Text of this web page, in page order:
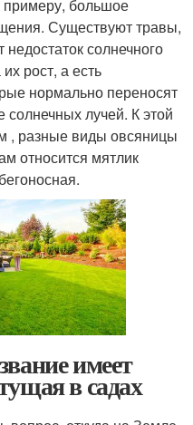
примеру, большое
Существуют травы,
солнечного
рост, а есть
нормально переносят
солнечных лучей. К этой
, разные виды овсяницы
относится мятлик
имеет
в садах